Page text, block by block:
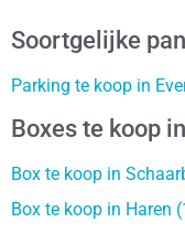
Soortgelijke
Parking te koop in
Boxes te koop
Box te koop in
Box te koop in Haren